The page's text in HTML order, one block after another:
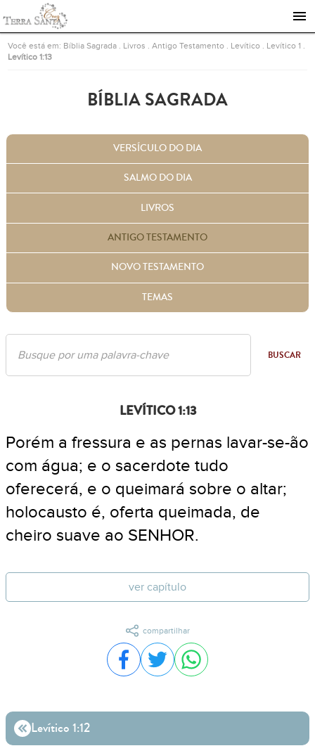
Ir para a página inicial
Você está em: Bíblia Sagrada Livros .Antigo Testamento Levítico Levítico 1
Levítico 1:13
BÍBLIA SAGRADA
VERSÍCULO DO DIA
SALMO DO DIA
LIVROS
ANTIGO TESTAMENTO
NOVO TESTAMENTO
TEMAS
BUSCAR
LEVÍTICO 1:13
Porém a fressura e as pernas lavar-se-ão
com água; e o sacerdote tudo
oferecerá, e o queimará sobre o altar;
holocausto é, oferta queimada, de
cheiro suave ao SENHOR.
ver capítulo
compartilhar
Compartilhar no Facebook
Compartilhar no Twitter
Compartilhar no
Levítico 1:12